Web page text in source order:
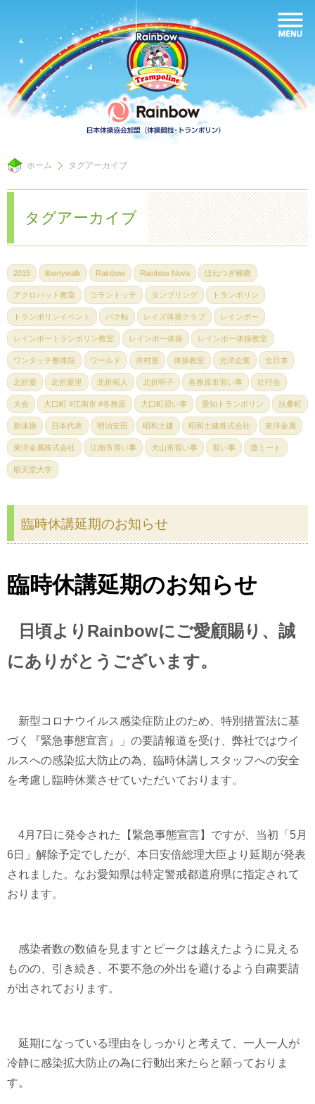
ホーム タグアーカイブ
タグアーカイブ
2015 libertywalk Rainbow Rainbow Nova ほねつぎ極癒
アクロバット教室 コラントッテ タンブリング トランポリン
トランポリンイベント バク転 レイズ体操クラブ レインボー
レインボートランポリン教室 レインボー体操 レインボー体操教室
ワンタッチ整体院 ワールド 井村屋 体操教室 光洋企業 全日本
北折愛 北折愛里 北折拓人 北折明子 各務原市習い事 壮行会
大会 大口町 #江南市 #各務原 大口町習い事 愛知トランポリン 扶桑町
新体操 日本代表 明治安田 昭和土建 昭和土建株式会社 東洋金属
東洋金属株式会社 江南市習い事 犬山市習い事 習い事 遊ミート
順天堂大学
臨時休講延期のお知らせ
臨時休講延期のお知らせ
日頃より Rainbowにご愛顧賜り、誠
にありがとうございます。
新型コロナウイルス感染症防止のため、特別措置法に基
づく『緊急事態宣言』」の要請報道を受け、弊社ではウイ
ルスへの感染拡大防止の為、臨時休講しスタッフへの安全
を考慮し臨時休業させていただいております。
4月 7 日に発令された【緊急事態宣言】ですが、当初「 5月
6日」解除予定でしたが、本日安倍総理大臣より延期が発表
されました。なお愛知県は特定警戒都道府県に指定されて
おります。
感染者数の数値を見ますとピークは越えたように見える
ものの、引き続き、不要不急の外出を避けるよう自粛要請
が出されております。
延期になっている理由をしっかりと考えて、一人一人が
冷静に感染拡大防止の為に行動出来たらと願っておりま
す。